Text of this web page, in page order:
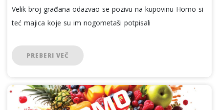
Velik broj građana odazvao se pozivu na kupovinu Homo si
teć majica koje su im nogometaši potpisali
PREBERI VEČ